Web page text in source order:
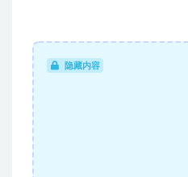
隐藏内容